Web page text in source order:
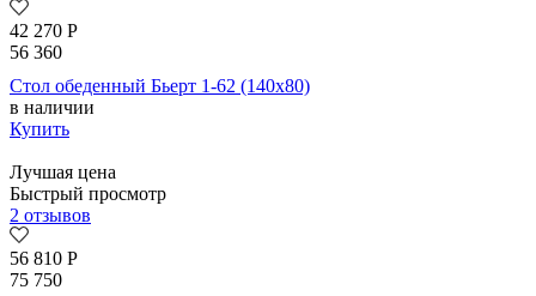
42 270 Р
56 360
Стол обеденный Бьерт 1-62 (140х80)
в наличии
Купить
Лучшая цена
Быстрый просмотр
2 отзывов
56 810 Р
75 750